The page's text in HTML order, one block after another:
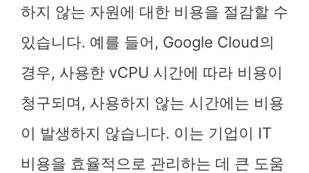
하지 않는 자원에 대한 비용을 절감할 수
있습니다. 예를 들어, Google Cloud의
경우, 사용한 vCPU 시간에 따라 비용이
청구되며, 사용하지 않는 시간에는 비용
이 발생하지 않습니다. 이는 기업이 IT
비용을 효율적으로 관리하는 데 큰 도움